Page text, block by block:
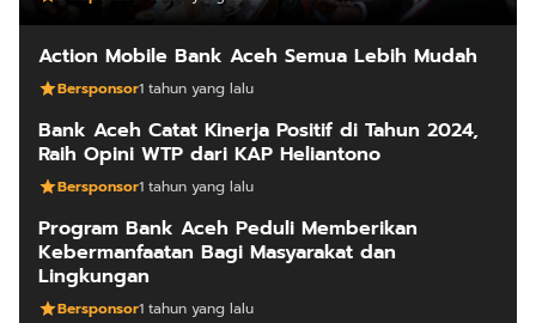
Action Mobile Bank Aceh Semua Lebih Mudah
Bersponsor1 tahun yang lalu
Bank Aceh Catat Kinerja Positif di Tahun 2024,
Raih Opini WTP dari KAP Heliantono
Bersponsor1 tahun yang lalu
Program Bank Aceh Peduli Memberikan
Kebermanfaatan Bagi Masyarakat dan
Lingkungan
Bersponsor1 tahun yang lalu